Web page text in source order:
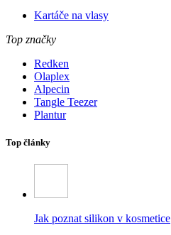
Kartáče na vlasy
Top značky
Redken
Olaplex
Alpecin
Tangle Teezer
Plantur
Top články
Jak poznat silikon v kosmetice